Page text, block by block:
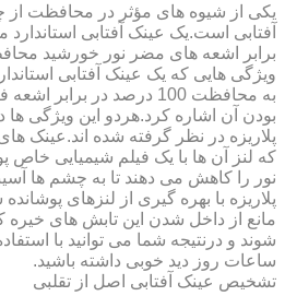
یکی از شیوه های مؤثر در محافظت از
آفتابی است.یک عینک آفتابی
برابر اشعه های مضر نور خورشید
ویژگی هایی که یک عینک آفتابی
به محافظت 100 درصد در
بودن آن اشاره کرد.هردو این ویژگی
پلاریزه در نظر گرفته شده اند.عینک
که لنز آن ها با یک فیلم شیمیایی
نور را کاهش می دهند تا به چشم ها
پلاریزه با بهره گیری از لنزهای
مانع از داخل شدن این تابش های
شوند و درنتیجه شما می توانید با
ساعات روز دید خوبی داشته باشید.
تشخیص عینک آفتابی اصل از تقلبی